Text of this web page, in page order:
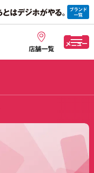
店舗一覧
メニュー